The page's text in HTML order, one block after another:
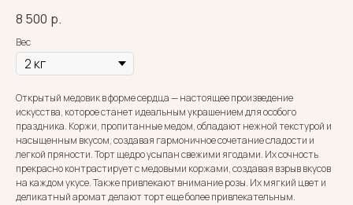
8 500 р.
Вес
Открытый медовик в форме сердца — настоящее произведение
искусства, которое станет идеальным украшением для особого
праздника. Коржи, пропитанные медом, обладают нежной текстурой и
насыщенным вкусом, создавая гармоничное сочетание сладости и
легкой пряности. Торт щедро усыпан свежими ягодами. Их сочность
прекрасно контрастирует с медовыми коржами, создавая взрыв вкусов
на каждом укусе. Также привлекают внимание розы. Их мягкий цвет и
деликатный аромат делают торт еще более привлекательным.